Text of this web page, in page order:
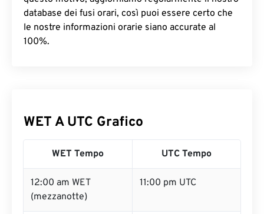
database dei fusi orari, così puoi essere certo che
le nostre informazioni orarie siano accurate al
100%.
WET A UTC Grafico
WET Tempo UTC Tempo
12:00 am WET
(mezzanotte)
11:00 pm UTC